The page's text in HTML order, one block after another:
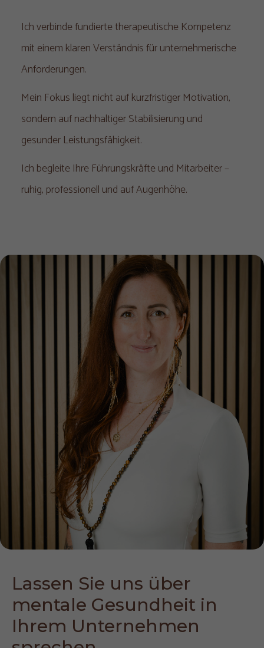
Ich verbinde fundierte therapeutische Kompetenz
mit einem klaren Verständnis für unternehmerische
Anforderungen.
Mein Fokus liegt nicht auf kurzfristiger Motivation,
sondern auf nachhaltiger Stabilisierung und
gesunder Leistungsfähigkeit.
Ich begleite Ihre Führungskräfte und Mitarbeiter –
ruhig, professionell und auf Augenhöhe.
Lassen Sie uns über
mentale Gesundheit in
Ihrem Unternehmen